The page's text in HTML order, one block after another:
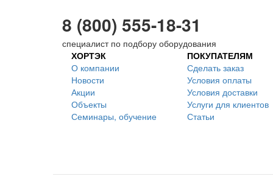
8 (800) 555-18-31
специалист по подбору оборудования
ХОРТЭК
О компании
Новости
Акции
Объекты
Семинары, обучение
ПОКУПАТЕЛЯМ
Сделать заказ
Условия оплаты
Условия доставки
Услуги для клиентов
Статьи